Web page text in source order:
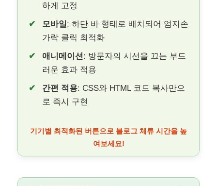
하게 고정
모바일 : 하단 바 형태로 배치되어 엄지손
가락 클릭 최적화
애니메이션 : 방문자의 시선을 끄는 부드
러운 효과 적용
간편 적용: CSS와 HTML 코드 복사만으
로 즉시 구현
기기별 최적화된 버튼으로 블로그 체류 시간을 높
여보세요!